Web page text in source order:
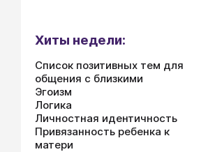
Хиты недели:
Список позитивных тем для
общения с близкими
Эгоизм
Логика
Личностная идентичность
Привязанность ребенка к
матери